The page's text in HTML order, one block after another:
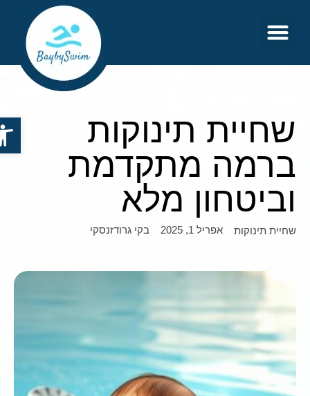
שחיית תינוקות
ברמה מתקדמת
וביטחון מלא
שחיית תינוקות אפריל 1, 2025 בקי גרודזנסקי
פתח